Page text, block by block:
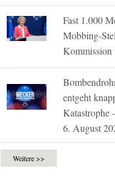
Fast 1.000
Mobbing-
Kommission
entgeht
Katastrophe
6. August
Weitere >>